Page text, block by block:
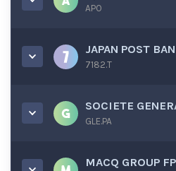
APO
JAPAN POST
7182.T
SOCIETE
GLE.PA
MACQ GROUP